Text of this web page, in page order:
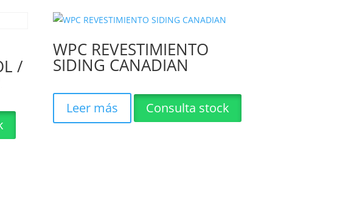
/
WPC REVESTIMIENTO
SIDING CANADIAN
Leer más Consulta stock